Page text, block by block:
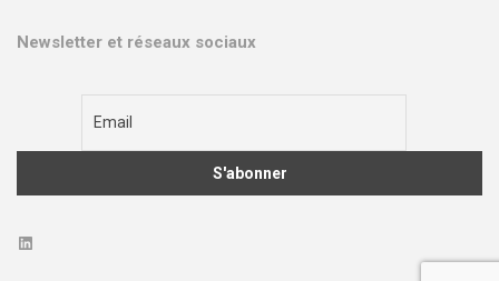
Newsletter et réseaux sociaux